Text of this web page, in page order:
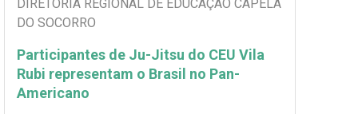
DIRETORIA REGIONAL DE EDUCAÇÃO CAPELA
DO SOCORRO
Participantes de Ju-Jitsu do CEU Vila
Rubi representam o Brasil no Pan-
Americano